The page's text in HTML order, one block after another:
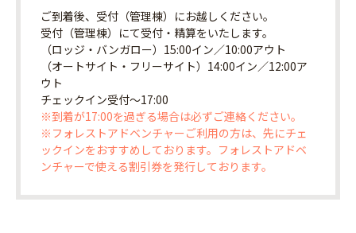
ご到着後、受付（管理棟）にお越しください。
受付（管理棟）にて受付・精算をいたします。
（ロッジ・バンガロー）15:00イン／10:00アウト
（オートサイト・フリーサイト）14:00イン／12:00ア
ウト
チェックイン受付〜17:00
※到着が17:00を過ぎる場合は必ずご連絡ください。
※フォレストアドベンチャーご利用の方は、先にチェ
ックインをおすすめしております。フォレストアドベ
ンチャーで使える割引券を発行しております。